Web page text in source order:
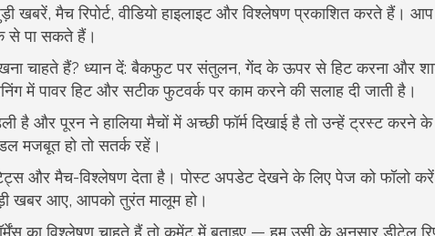
खबरें, मैच रिपोर्ट, वीडियो हाइलाइट और विश्लेषण प्रकाशित करते हैं।
से पा सकते हैं।
चाहते हैं? ध्यान दें: बैकफुट पर संतुलन, गेंद के ऊपर से हिट करना और
में पावर हिट और सटीक फुटवर्क पर काम करने की सलाह दी जाती है।
है और पूरन ने हालिया मैचों में अच्छी फॉर्म दिखाई है तो उन्हें ट्रस्ट करने
मजबूत हो तो सतर्क रहें।
और मैच-विश्लेषण देता है। पोस्ट अपडेट देखने के लिए पेज को फॉलो
खबर आए, आपको तुरंत मालूम हो।
का विश्लेषण चाहते हैं तो कमेंट में बताइए — हम उसी के अनुसार डीटेल